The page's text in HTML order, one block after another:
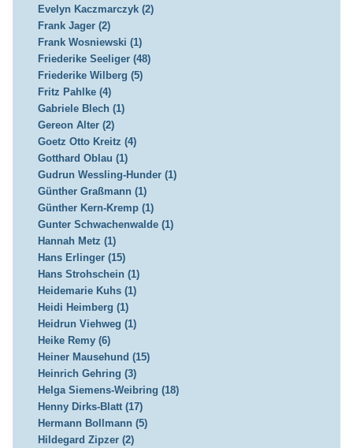
Evelyn Kaczmarczyk (2)
Frank Jager (2)
Frank Wosniewski (1)
Friederike Seeliger (48)
Friederike Wilberg (5)
Fritz Pahlke (4)
Gabriele Blech (1)
Gereon Alter (2)
Goetz Otto Kreitz (4)
Gotthard Oblau (1)
Gudrun Wessling-Hunder (1)
Günther Graßmann (1)
Günther Kern-Kremp (1)
Gunter Schwachenwalde (1)
Hannah Metz (1)
Hans Erlinger (15)
Hans Strohschein (1)
Heidemarie Kuhs (1)
Heidi Heimberg (1)
Heidrun Viehweg (1)
Heike Remy (6)
Heiner Mausehund (15)
Heinrich Gehring (3)
Helga Siemens-Weibring (18)
Henny Dirks-Blatt (17)
Hermann Bollmann (5)
Hildegard Zipzer (2)